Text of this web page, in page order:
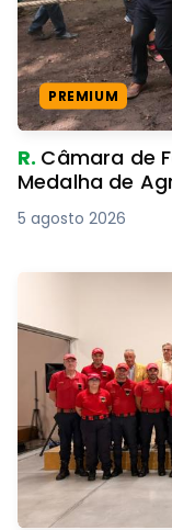
PREMIUM
R. Câmara de
Medalha de
5 agosto 2026